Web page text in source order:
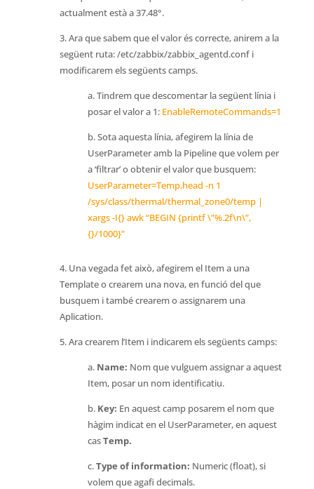
actualment està a 37.48°.
3. Ara que sabem que el valor és correcte, anirem a la
següent ruta:/etc/zabbix/zabbix_agentd.conf i
modificarem els següents camps.
a. Tindrem que descomentar la següent línia i
posar el valor a 1: EnableRemoteCommands=1
b. Sota aquesta línia, afegirem la línia de
UserParameter amb la Pipeline que volem per
a ‘filtrar’ o obtenir el valor que busquem:
UserParameter=Temp,head -n 1
/sys/class/thermal/thermal_zone0/temp |
xargs -I{} awk “BEGIN {printf \”%.2f\n\”,
{}/1000}”
4. Una vegada fet això, afegirem el Item a una
Template o crearem una nova, en funció del que
busquem i també crearem o assignarem una
Aplication.
5. Ara crearem l’Item i indicarem els següents camps:
a.Name: Nom que vulguem assignar a aquest
Item, posar un nom identificatiu.
b.Key: En aquest camp posarem el nom que
hàgim indicat en el UserParameter, en aquest
casTemp.
c.Type of information: Numeric (float), si
volem que agafi decimals.